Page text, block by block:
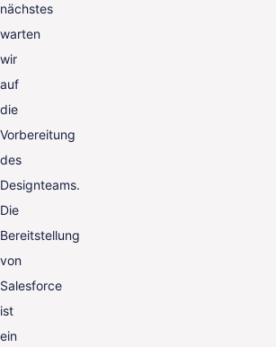
nächstes
warten
wir
auf
die
Vorbereitung
des
Designteams.
Die
Bereitstellung
von
Salesforce
ist
ein